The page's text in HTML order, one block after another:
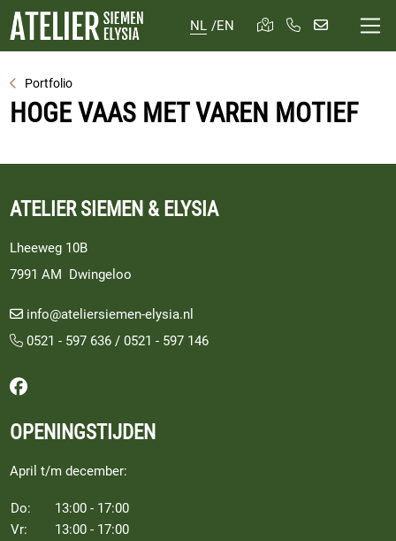
NL /EN
Portfolio
HOGE VAAS MET VAREN MOTIEF
ATELIER SIEMEN & ELYSIA
Lheeweg 10B
7991 AM Dwingeloo
info@ateliersiemen-elysia.nl
0521 - 597 636 /0521 - 597 146
Volg ons op Facebook
OPENINGSTIJDEN
April t/m december:
Do:
13:00 - 17:00
Vr:
13:00 - 17:00